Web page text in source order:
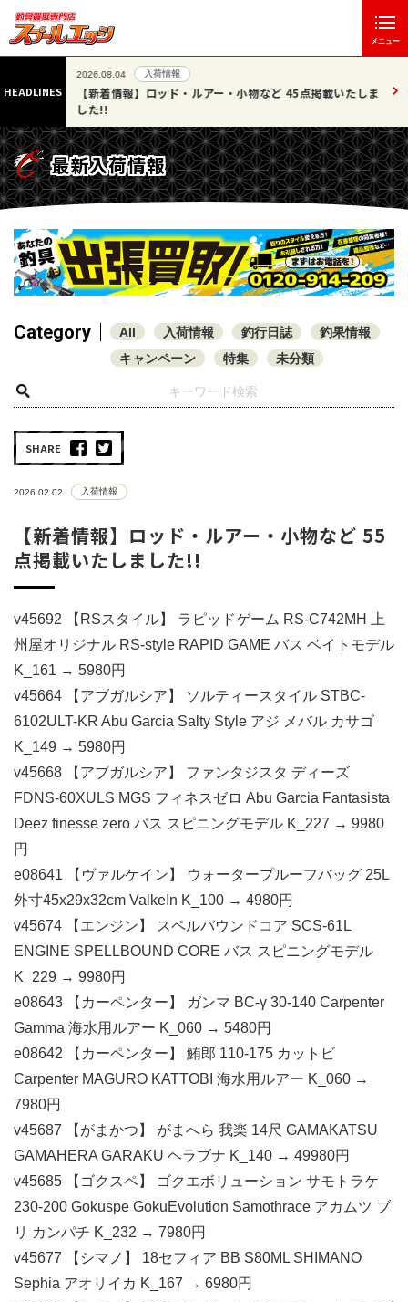
メニュー
HEADLINES
業させ
2026.08.04 入荷情報
【新着情報】ロッド・ルアー・小物など 45点掲載いたしま
した!!
最新入荷情報
Category All 入荷情報 釣行日誌
釣果情報
キャンペーン
特集 未分類
SHARE
2026.02.02 入荷情報
【新着情報】ロッド・ルアー・小物など 55
点掲載いたしました!!
v45692 【RSスタイル】 ラピッドゲーム RS-C742MH 上
州屋オリジナル RS-style RAPID GAME バス ベイトモデル
K_161 → 5980円
v45664 【アブガルシア】 ソルティースタイル STBC-
6102ULT-KR Abu Garcia Salty Style アジ メバル カサゴ
K_149 → 5980円
v45668 【アブガルシア】 ファンタジスタ ディーズ
FDNS-60XULS MGS フィネスゼロ Abu Garcia Fantasista
Deez finesse zero バス スピニングモデル K_227 → 9980
円
e08641 【ヴァルケイン】 ウォータープルーフバッグ 25L
外寸45x29x32cm ValkeIn K_100 → 4980円
v45674 【エンジン】 スペルバウンドコア SCS-61L
ENGINE SPELLBOUND CORE バス スピニングモデル
K_229 → 9980円
e08643 【カーペンター】 ガンマ BC-γ 30-140 Carpenter
Gamma 海水用ルアー K_060 → 5480円
e08642 【カーペンター】 鮪郎 110-175 カットビ
Carpenter MAGURO KATTOBI 海水用ルアー K_060 →
7980円
v45687 【がまかつ】 がまへら 我楽 14尺 GAMAKATSU
GAMAHERA GARAKU ヘラブナ K_140 → 49980円
v45685 【ゴクスペ】 ゴクエボリューション サモトラケ
230-200 Gokuspe GokuEvolution Samothrace アカムツ ブ
リ カンパチ K_232 → 7980円
v45677 【シマノ】 18セフィア BB S80ML SHIMANO
Sephia アオリイカ K_167 → 6980円